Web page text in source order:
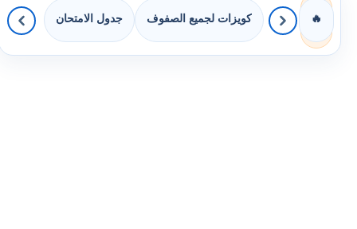
🔥 كويزات لجميع الصفوف جدول الامتحان